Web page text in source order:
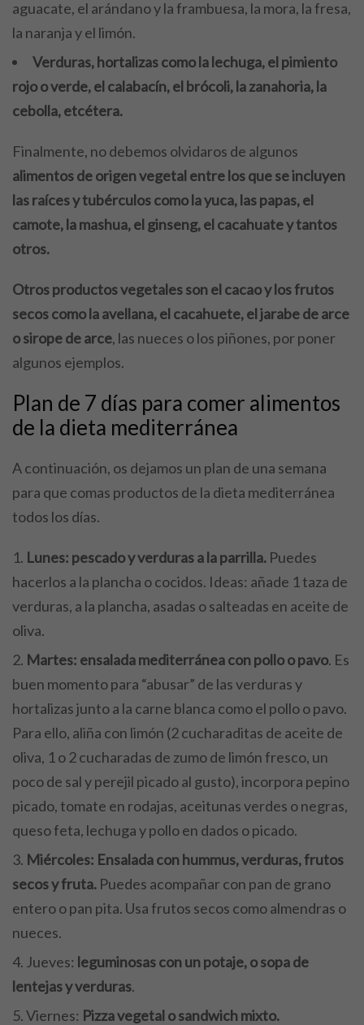
aguacate, el arándano y la frambuesa, la mora, la fresa,
la naranja y el limón.
Verduras, hortalizas como la lechuga, el pimiento
rojo o verde, el calabacín, el brócoli, la zanahoria, la
cebolla, etcétera.
Finalmente, no debemos olvidaros de algunos
alimentos de origen vegetal entre los que se incluyen
las raíces y tubérculos como la yuca, las papas, el
camote, la mashua, el ginseng, el cacahuate y tantos
otros.
Otros productos vegetales son el cacao y los frutos
secos como la avellana, el cacahuete, el jarabe de arce
o sirope de arce, las nueces o los piñones, por poner
algunos ejemplos.
Plan de 7 días para comer alimentos
de la dieta mediterránea
A continuación, os dejamos un plan de una semana
para que comas productos de la dieta mediterránea
todos los días.
Lunes: pescado y verduras a la parrilla. Puedes
hacerlos a la plancha o cocidos. Ideas: añade 1 taza de
verduras, a la plancha, asadas o salteadas en aceite de
oliva.
Martes: ensalada mediterránea con pollo o pavo. Es
buen momento para “abusar” de las verduras y
hortalizas junto a la carne blanca como el pollo o pavo.
Para ello, aliña con limón (2 cucharaditas de aceite de
oliva, 1 o 2 cucharadas de zumo de limón fresco, un
poco de sal y perejil picado al gusto), incorpora pepino
picado, tomate en rodajas, aceitunas verdes o negras,
queso feta, lechuga y pollo en dados o picado.
Miércoles: Ensalada con hummus, verduras, frutos
secos y fruta. Puedes acompañar con pan de grano
entero o pan pita. Usa frutos secos como almendras o
nueces.
Jueves: leguminosas con un potaje, o sopa de
lentejas y verduras.
Viernes: Pizza vegetal o sandwich mixto.